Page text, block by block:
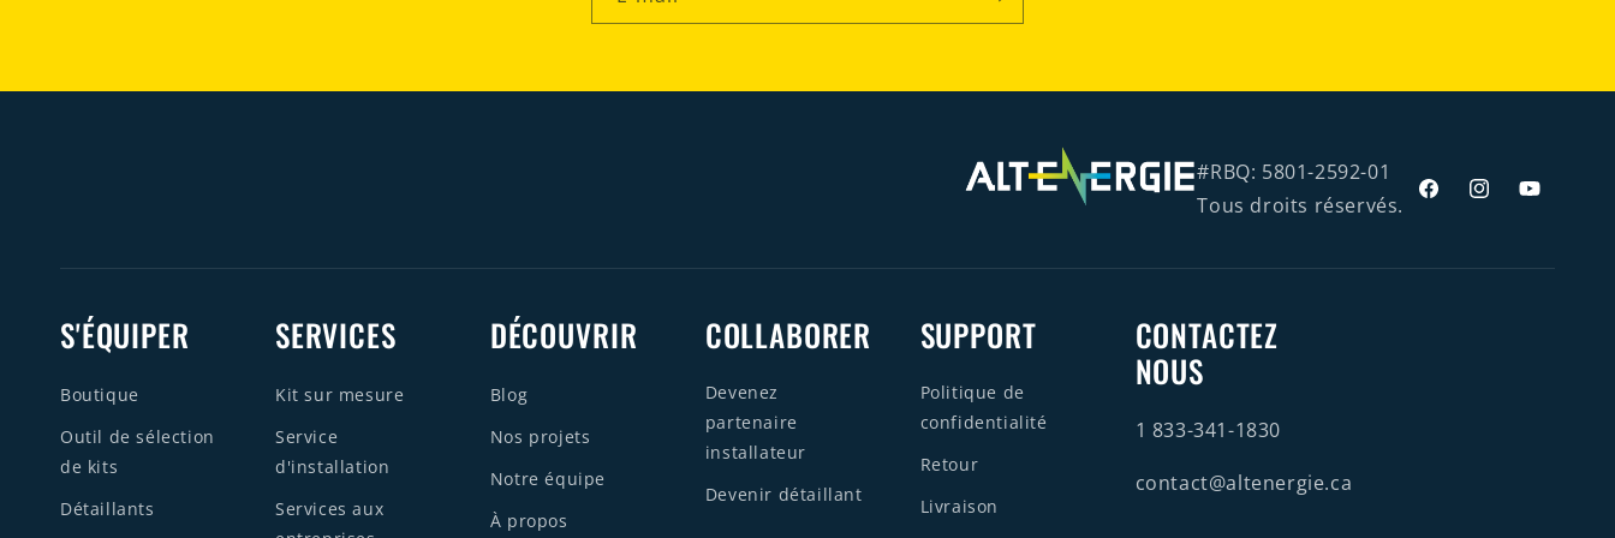
#RBQ: 5801-2592-01
Tous droits réservés.
FacebookInstagramYouTube
S'ÉQUIPER
Boutique
Outil de sélection
de kits
Détaillants
SERVICES
Kit sur mesure
Service
d'installation
Services aux
DÉCOUVRIR
Blog
Nos projets
Notre équipe
À propos
COLLABORER
Devenez
partenaire
installateur
Devenir détaillant
SUPPORT
Politique de
confidentialité
Retour
Livraison
CONTACTEZ
NOUS
1 833-341-1830
contact@altenergie.ca